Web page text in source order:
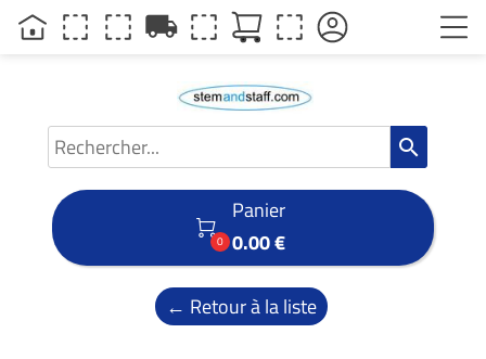
search

0
Panier
0.00 €
← Retour à la liste
local_shipping